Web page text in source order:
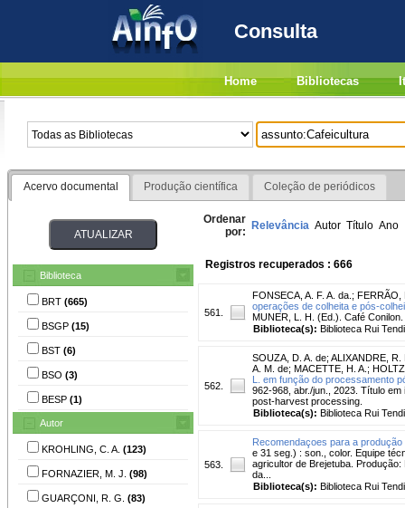
Consulta
Home Bibliotecas
Acervo documental Produção científica Coleção de periódicos
Biblioteca
BRT (665)
BSGP (15)
BST (6)
BSO (3)
BESP (1)
Autor
KROHLING, C. A. (123)
FORNAZIER, M. J. (98)
GUARÇONI, R. G. (83)
Ordenar
por: Relevância Autor Título Ano
Registros recuperados : 666
561.
FONSECA, A. F. A. da. ; FERRÃO,
operações de colheita e pós-
MUNER, L. H. (Ed.). Café
Biblioteca(s): Biblioteca Rui
562.
SOUZA, D. A. de; ALIXANDRE, R.
A. M. de; MACETTE, H. A. ;
L. em função do processamento
962-968, abr./jun., 2023. Título
post-harvest processing.
Biblioteca(s): Biblioteca Rui
563.
Recomendaçoes para a
e 31 seg.) : son., color. Equipe
agricultor de Brejetuba.
da...
Biblioteca(s): Biblioteca Rui